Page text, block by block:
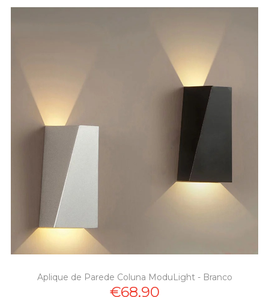
Aplique de Parede Coluna ModuLight - Branco
€68.90